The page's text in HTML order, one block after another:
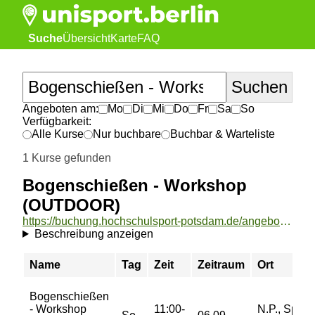
SucheÜbersichtKarteFAQ
Angeboten am: Mo Di Mi Do Fr Sa
So
Verfügbarkeit:
Alle Kurse
Nur buchbare
Buchbar & Warteliste
1 Kurse gefunden
Bogenschießen - Workshop
(OUTDOOR)
https://buchung.hochschulsport-potsdam.de/angebote/aktueller_zeitraum/_Bogenschiessen_-_Workshop__OUTDOOR_.html
Beschreibung anzeigen
Name Tag Zeit Zeitraum Ort
Bogenschießen
- Workshop
11:00-
N.P.,